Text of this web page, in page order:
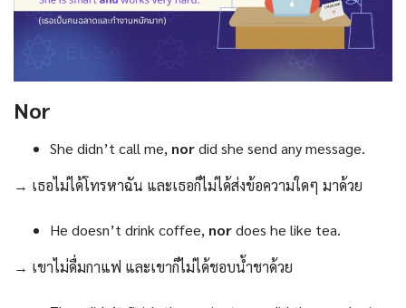
Nor
She didn’t call me, nordid she send any message.
→ เธอไม่ได้โทรหาฉัน และเธอก็ไม่ได้ส่งข้อความใดๆ มาด้วย
He doesn’t drink coffee, nordoes he like tea.
→ เขาไม่ดื่มกาแฟ และเขาก็ไม่ได้ชอบน้ำชาด้วย